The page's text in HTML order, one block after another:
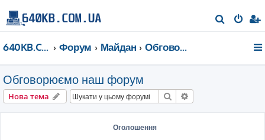
о
640KB.COM.UA Форум Майдан Обговорюємо наш форум
Обговорюємо наш форум
Нова тема Пошук
Оголошення